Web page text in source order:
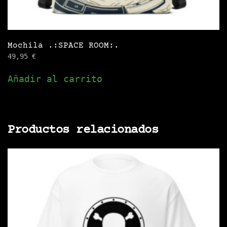
Mochila .:SPACE ROOM:.
49,95 €
Añadir al carrito
Productos relacionados